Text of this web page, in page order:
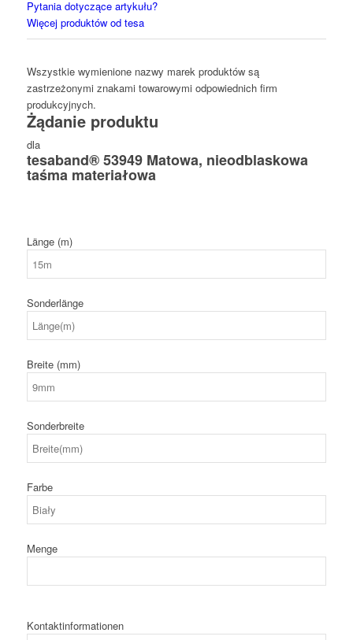
Pytania dotyczące artykułu?
Więcej produktów od tesa
Wszystkie wymienione nazwy marek produktów są
zastrzeżonymi znakami towarowymi odpowiednich firm
produkcyjnych.
Żądanie produktu
dla
tesaband® 53949 Matowa, nieodblaskowa
taśma materiałowa
Länge (m)
Sonderlänge
Breite (mm)
Sonderbreite
Farbe
Menge
Kontaktinformationen